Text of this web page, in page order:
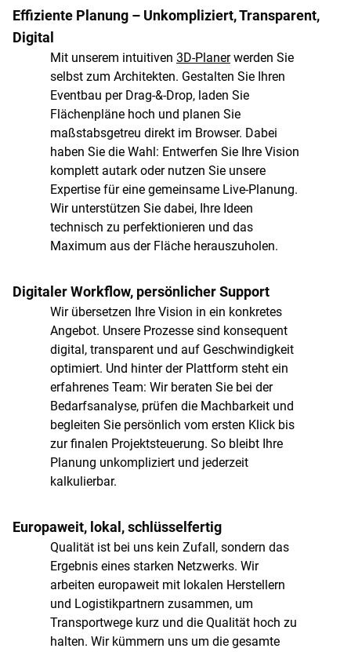
Effiziente Planung – Unkompliziert, Transparent,
Digital
Mit unserem intuitiven 3D-Planerwerden Sie
selbst zum Architekten. Gestalten Sie Ihren
Eventbau per Drag-&-Drop, laden Sie
Flächenpläne hoch und planen Sie
maßstabsgetreu direkt im Browser. Dabei
haben Sie die Wahl: Entwerfen Sie Ihre Vision
komplett autark oder nutzen Sie unsere
Expertise für eine gemeinsame Live-Planung.
Wir unterstützen Sie dabei, Ihre Ideen
technisch zu perfektionieren und das
Maximum aus der Fläche herauszuholen.
Digitaler Workflow, persönlicher Support
Wir übersetzen Ihre Vision in ein konkretes
Angebot. Unsere Prozesse sind konsequent
digital, transparent und auf Geschwindigkeit
optimiert. Und hinter der Plattform steht ein
erfahrenes Team: Wir beraten Sie bei der
Bedarfsanalyse, prüfen die Machbarkeit und
begleiten Sie persönlich vom ersten Klick bis
zur finalen Projektsteuerung. So bleibt Ihre
Planung unkompliziert und jederzeit
kalkulierbar.
Europaweit, lokal, schlüsselfertig
Qualität ist bei uns kein Zufall, sondern das
Ergebnis eines starken Netzwerks. Wir
arbeiten europaweit mit lokalen Herstellern
und Logistikpartnern zusammen, um
Transportwege kurz und die Qualität hoch zu
halten. Wir kümmern uns um die gesamte